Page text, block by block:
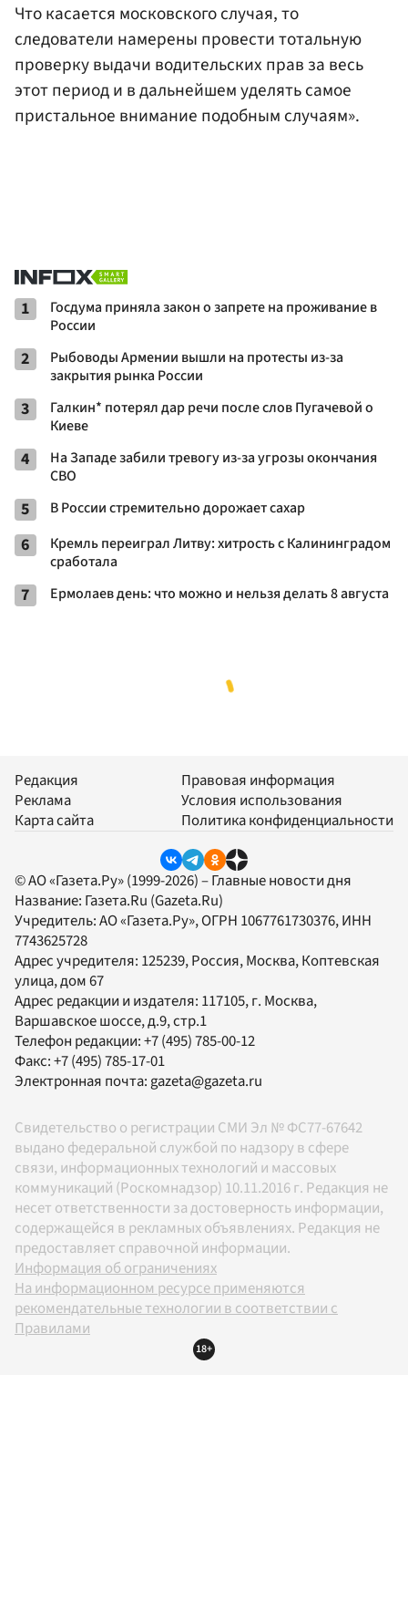
Что касается московского случая, то
следователи намерены провести тотальную
проверку выдачи водительских прав за весь
этот период и в дальнейшем уделять самое
пристальное внимание подобным случаям».
1
Госдума приняла закон о запрете на проживание в
России
2
Рыбоводы Армении вышли на протесты из-за
закрытия рынка России
3
Галкин* потерял дар речи после слов Пугачевой о
Киеве
4
На Западе забили тревогу из-за угрозы окончания
СВО
5 В России стремительно дорожает сахар
6
Кремль переиграл Литву: хитрость с Калининградом
сработала
7 Ермолаев день: что можно и нельзя делать 8 августа
Редакция
Реклама
Карта сайта
Правовая информация
Условия использования
Политика конфиденциальности
© АО «Газета.Ру» (1999-2026) – Главные новости дня
Название: Газета.Ru (Gazeta.Ru)
Учредитель:АО «Газета.Ру», ОГРН 1067761730376, ИНН
7743625728
Адрес учредителя: 125239, Россия, Москва, Коптевская
улица, дом 67
Адрес редакции и издателя: 117105, г. Москва,
Варшавское шоссе, д.9, стр.1
Телефон редакции:+7 (495) 785-00-12
Факс:+7 (495) 785-17-01
Электронная почта:gazeta@gazeta.ru
Свидетельство о регистрации СМИ Эл № ФС77-67642
выдано федеральной службой по надзору в сфере
связи, информационных технологий и массовых
коммуникаций (Роскомнадзор) 10.11.2016 г. Редакция не
несет ответственности за достоверность информации,
содержащейся в рекламных объявлениях. Редакция не
предоставляет справочной информации.
Информация об ограничениях
На информационном ресурсе применяются
рекомендательные технологии в соответствии с
Правилами
18+